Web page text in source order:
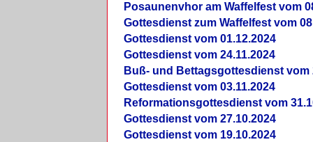
Posaunenvhor am Waffelfest vom
Gottesdienst zum Waffelfest vom
Gottesdienst vom 01.12.2024
Gottesdienst vom 24.11.2024
Buß- und Bettagsgottesdienst vom
Gottesdienst vom 03.11.2024
Reformationsgottesdienst vom
Gottesdienst vom 27.10.2024
Gottesdienst vom 19.10.2024